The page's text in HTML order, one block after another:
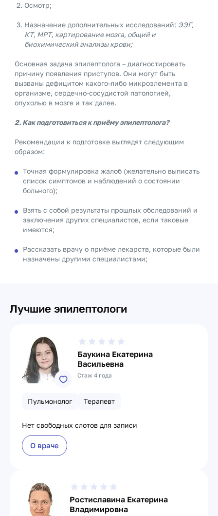
Осмотр;
Назначение дополнительных исследований: ЭЭГ,
КТ, МРТ, картирование мозга, общий и
биохимический анализы крови;
Основная задача эпилептолога – диагностировать
причину появления приступов. Они могут быть
вызваны дефицитом какого-либо микроэлемента в
организме, сердечно-сосудистой патологией,
опухолью в мозге и так далее.
2. Как подготовиться к приёму эпилептолога?
Рекомендации к подготовке выглядят следующим
образом:
Точная формулировка жалоб (желательно выписать
список симптомов и наблюдений о состоянии
больного);
Взять с собой результаты прошлых обследований и
заключения других специалистов, если таковые
имеются;
Рассказать врачу о приёме лекарств, которые были
назначены другими специалистами;
Лучшие эпилептологи
Баукина Екатерина
Васильевна
Стаж 4 года
Пульмонолог Терапевт
Нет свободных слотов для записи
О враче
Ростиславина Екатерина
Владимировна